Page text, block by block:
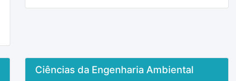
Ciências da Engenharia Ambiental